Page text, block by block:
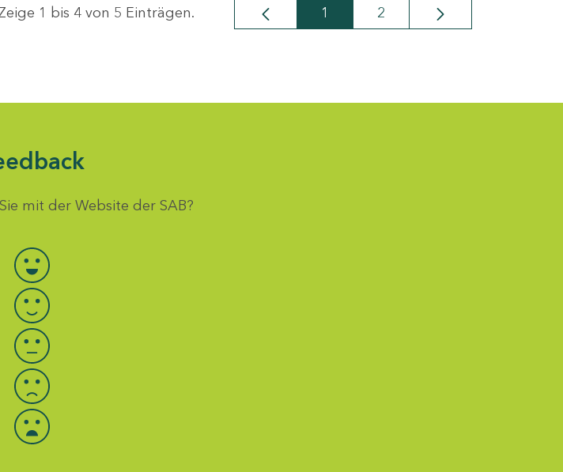
1 bis 4 von 5 Einträgen. Seite
1 Seite
2
mit der Website der SAB?
Bewertung auswählen